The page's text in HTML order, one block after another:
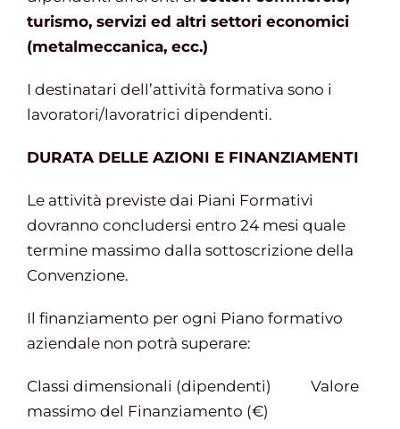
turismo, servizi ed altri settori economici
(metalmeccanica, ecc.)
I destinatari dell’attività formativa sono i
lavoratori/lavoratrici dipendenti.
DURATA DELLE AZIONI E FINANZIAMENTI
Le attività previste dai Piani Formativi
dovranno concludersi entro 24 mesi quale
termine massimo dalla sottoscrizione della
Convenzione.
Il finanziamento per ogni Piano formativo
aziendale non potrà superare:
Classi dimensionali (dipendenti) Valore
massimo del Finanziamento (€)